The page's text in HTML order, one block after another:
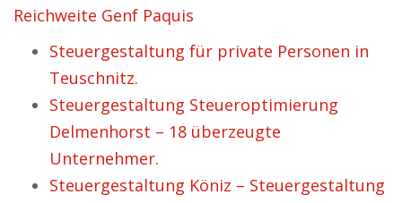
Reichweite Genf Paquis
Steuergestaltung für private Personen in
Teuschnitz.
Steuergestaltung Steueroptimierung
Delmenhorst – 18 überzeugte
Unternehmer.
Steuergestaltung Köniz – Steuergestaltung